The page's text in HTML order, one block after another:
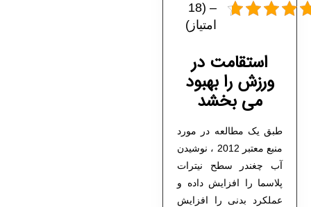
– (18
امتیاز)
استقامت در
ورزش را بهبود
می بخشد
طبق یک مطالعه در مورد
منبع معتبر 2012 ، نوشیدن
آب چغندر سطح نیترات
پلاسما را افزایش داده و
عملکرد بدنی را افزایش